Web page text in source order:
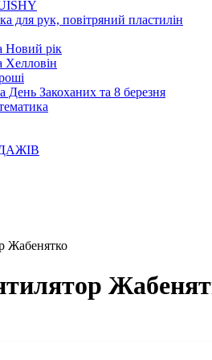
для рук, повітряний пластилін
Новий рік
Хелловін
День Закоханих та 8 березня
Жабенятко